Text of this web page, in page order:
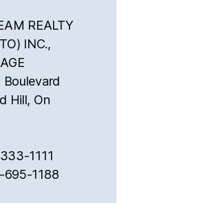
REALTY
INC.,
Boulevard
Hill, On
1111
695-1188